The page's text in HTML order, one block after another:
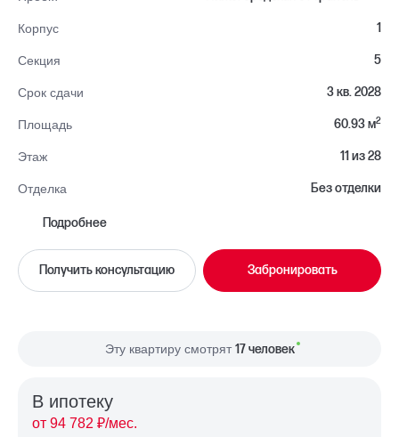
Корпус 1
Секция 5
Срок сдачи 3 кв. 2028
Площадь 60.93 м2
Этаж 11 из 28
Отделка Без отделки
Район
Вид из окна Во двор
Планировка Односторонняя
Подробнее
Забронировать
Получить консультацию
Эту квартиру смотрят 17 человек
В ипотекy
от 94 782 ₽/мес.